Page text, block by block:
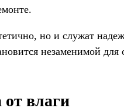
но и служат
незаменимой
влаги